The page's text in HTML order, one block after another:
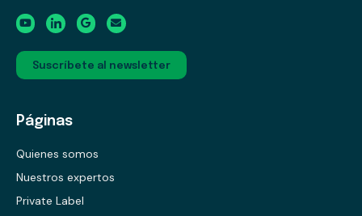
Suscríbete al newsletter
Páginas
Quienes somos
Nuestros expertos
Private Label